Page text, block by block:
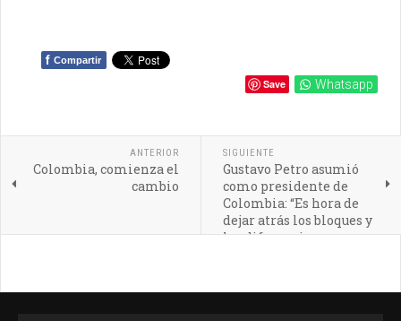
f Compartir
Save Whatsapp
ANTERIOR
Colombia, comienza el
cambio
SIGUIENTE
Gustavo Petro asumió
como presidente de
Colombia: “Es hora de
dejar atrás los bloques y
las diferencias